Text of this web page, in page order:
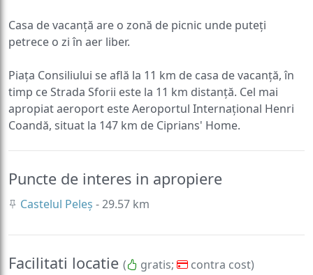
Casa de vacanță are o zonă de picnic unde puteți
petrece o zi în aer liber.
Piața Consiliului se află la 11 km de casa de vacanță, în
timp ce Strada Sforii este la 11 km distanță. Cel mai
apropiat aeroport este Aeroportul Internațional Henri
Coandă, situat la 147 km de Ciprians' Home.
Puncte de interes in apropiere
Castelul Peleș - 29.57 km
Facilitati locatie ( gratis; contra cost)